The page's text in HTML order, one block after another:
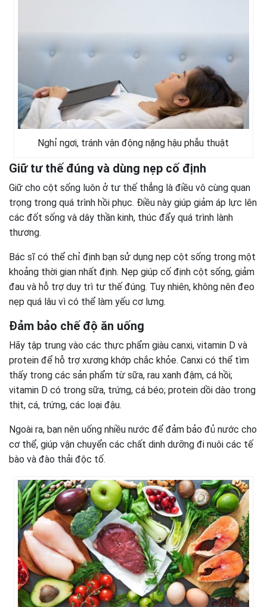
Nghỉ ngơi, tránh vận động nặng hậu phẫu thuật
Giữ tư thế đúng và dùng nẹp cố định
Giữ cho cột sống luôn ở tư thế thẳng là điều vô cùng quan
trọng trong quá trình hồi phục. Điều này giúp giảm áp lực lên
các đốt sống và dây thần kinh, thúc đẩy quá trình lành
thương.
Bác sĩ có thể chỉ định bạn sử dụng nẹp cột sống trong một
khoảng thời gian nhất định. Nẹp giúp cố định cột sống, giảm
đau và hỗ trợ duy trì tư thế đúng. Tuy nhiên, không nên đeo
nẹp quá lâu vì có thể làm yếu cơ lưng.
Đảm bảo chế độ ăn uống
Hãy tập trung vào các thực phẩm giàu canxi, vitamin D và
protein để hỗ trợ xương khớp chắc khỏe. Canxi có thể tìm
thấy trong các sản phẩm từ sữa, rau xanh đậm, cá hồi;
vitamin D có trong sữa, trứng, cá béo; protein dồi dào trong
thịt, cá, trứng, các loại đậu.
Ngoài ra, bạn nên uống nhiều nước để đảm bảo đủ nước cho
cơ thể, giúp vận chuyển các chất dinh dưỡng đi nuôi các tế
bào và đào thải độc tố.